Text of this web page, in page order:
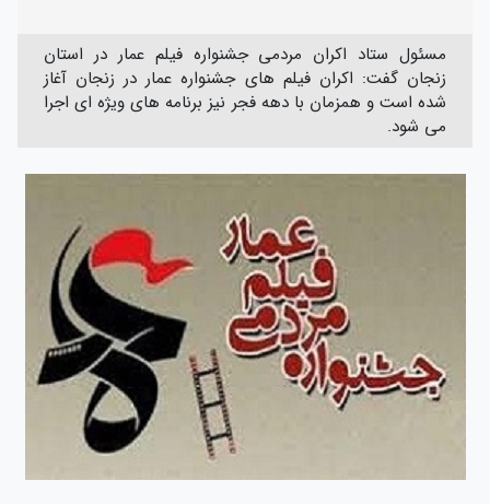
مسئول ستاد اکران مردمی جشنواره فیلم عمار در استان
زنجان گفت: اکران فیلم های جشنواره عمار در زنجان آغاز
شده است و همزمان با دهه فجر نیز برنامه های ویژه ای اجرا
می شود.